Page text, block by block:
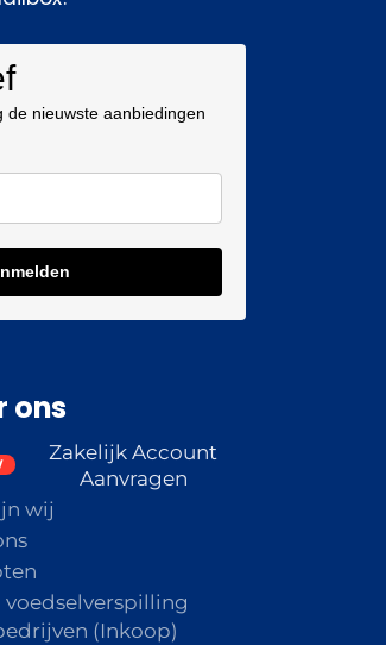
de nieuwste aanbiedingen
ons
Zakelijk Account
Aanvragen
wij
voedselverspilling
(Inkoop)